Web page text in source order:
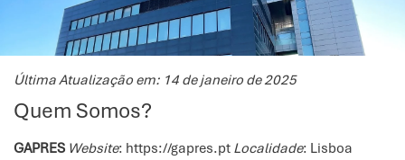
Última Atualização em: 14 de janeiro de 2025
Quem Somos?
GAPRES Website: https://gapres.pt Localidade: Lisboa